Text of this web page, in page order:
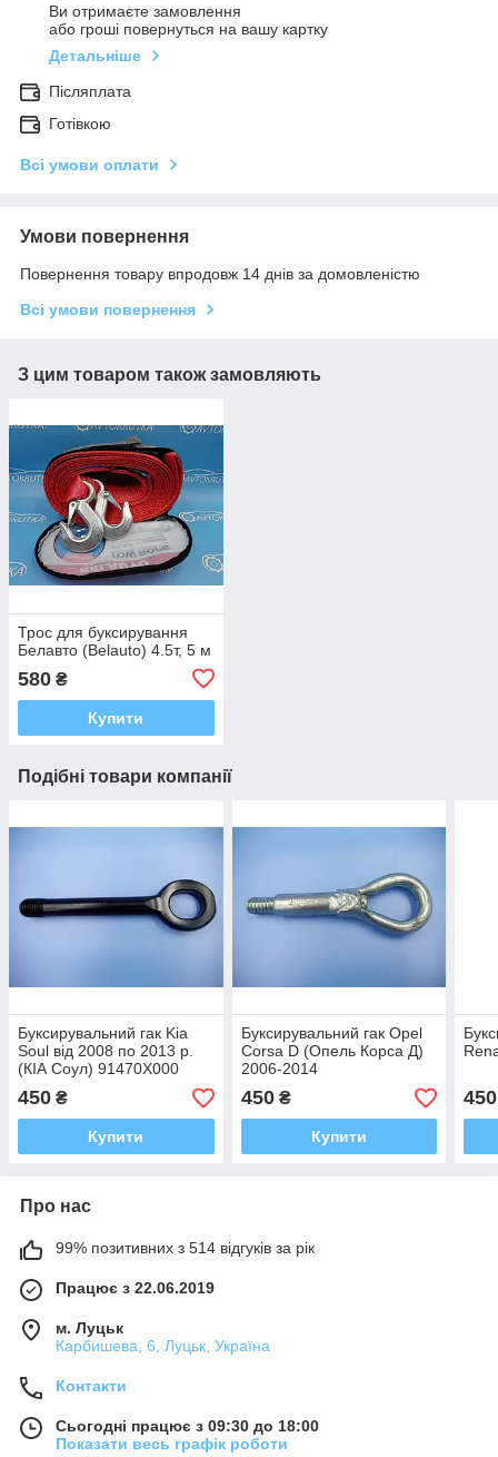
Ви отримаєте замовлення
або гроші повернуться на вашу картку
Детальніше
Післяплата
Готівкою
Всі умови оплати
Умови повернення
Повернення товару впродовж 14 днів за домовленістю
Всі умови повернення
З цим товаром також замовляють
Трос для буксирування
Белавто (Belauto) 4.5т, 5 м
580 ₴
Купити
Подібні товари компанії
Буксирувальний гак Kia
Soul від 2008 по 2013 р.
(КІА Соул) 91470X000
450 ₴
Купити
Буксирувальний гак Opel
Corsa D (Опель Корса Д)
2006-2014
450₴
Купити
450
Про нас
99% позитивних з 514 відгуків за рік
Працює з 22.06.2019
м. Луцьк
Карбишева, 6, Луцьк, Україна
Контакти
Сьогодні працює з 09:30 до 18:00
Показати весь графік роботи